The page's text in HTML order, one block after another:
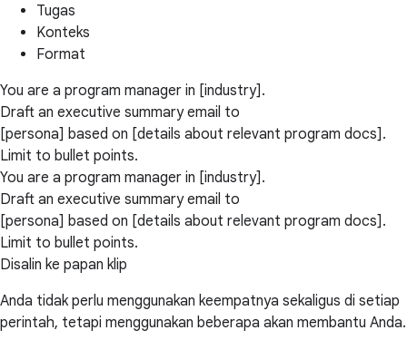
Tugas
Konteks
Format
You are a program manager in [industry].
Draft an executive summary email to
[persona] based on [details about relevant program docs].
Limit to bullet points.
You are a program manager in [industry].
Draft an executive summary email to
[persona] based on [details about relevant program docs].
Limit to bullet points.
Disalin ke papan klip
Anda tidak perlu menggunakan keempatnya sekaligus di setiap
perintah, tetapi menggunakan beberapa akan membantu Anda.